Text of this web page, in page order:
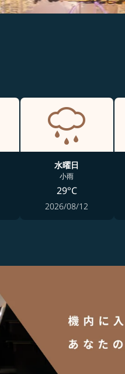
水曜日
小雨
29°C
2026/08/12